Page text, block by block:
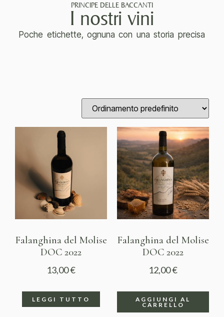
PRINCIPE DELLE BACCANTI
I nostri vini
Poche etichette, ognuna con una storia precisa
Falanghina del Molise
DOC 2022
13,00€
LEGGI TUTTO
Falanghina del Molise
DOC 2022
12,00€
AGGIUNGI AL
CARRELLO